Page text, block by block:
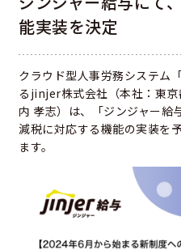
能実装を決定
クラウド型人事労務システム
るjinjer株式会社（本社：東
内 孝志）は、「ジンジャー給
減税に対応する機能の実装を
ます。